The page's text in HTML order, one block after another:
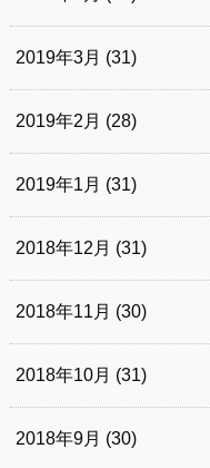
2019年3月 (31)
2019年2月 (28)
2019年1月 (31)
2018年12月 (31)
2018年11月 (30)
2018年10月 (31)
2018年9月 (30)